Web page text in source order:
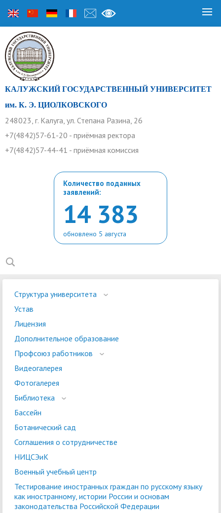
КАЛУЖСКИЙ ГОСУДАРСТВЕННЫЙ УНИВЕРСИТЕТ
им. К. Э. ЦИОЛКОВСКОГО
248023, г. Калуга, ул. Степана Разина, 26
+7(4842)57-61-20 - приёмная ректора
+7(4842)57-44-41 - приёмная комиссия
Количество поданных
заявлений:
14 383
обновлено 5 августа
Структура университета
Устав
Лицензия
Дополнительное образование
Профсоюз работников
Видеогалерея
Фотогалерея
Библиотека
Бассейн
Ботанический сад
Соглашения о сотрудничестве
НИЦСЭиК
Военный учебный центр
Тестирование иностранных граждан по русскому языку
как иностранному, истории России и основам
законодательства Российской Федерации